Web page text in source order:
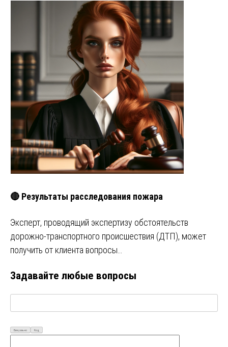
🔴 Результаты расследования пожара
Эксперт, проводящий экспертизу обстоятельств
дорожно-транспортного происшествия (ДТП), может
получить от клиента вопросы…
Задавайте любые вопросы
Визуально Код